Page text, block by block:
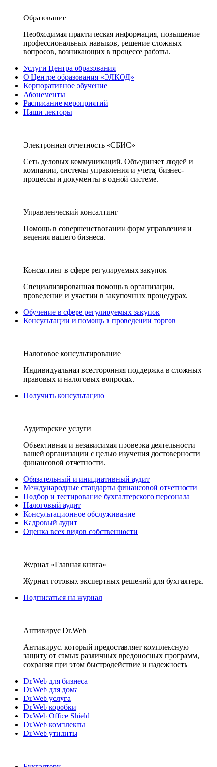
Образование
Необходимая практическая информация, повышение
профессиональных навыков, решение сложных
вопросов, возникающих в процессе работы.
Услуги Центра образования
О Центре образования «ЭЛКОД»
Корпоративное обучение
Абонементы
Расписание мероприятий
Наши лекторы
Электронная отчетность «СБИС»
Сеть деловых коммуникаций. Объединяет людей и
компании, системы управления и учета, бизнес-
процессы и документы в одной системе.
Управленческий консалтинг
Помощь в совершенствовании форм управления и
ведения вашего бизнеса.
Консалтинг в сфере регулируемых закупок
Специализированная помощь в организации,
проведении и участии в закупочных процедурах.
Обучение в сфере регулируемых закупок
Консультации и помощь в проведении торгов
Налоговое консультирование
Индивидуальная всесторонняя поддержка в сложных
правовых и налоговых вопросах.
Получить консультацию
Аудиторские услуги
Объективная и независимая проверка деятельности
вашей организации с целью изучения достоверности
финансовой отчетности.
Обязательный и инициативный аудит
Международные стандарты финансовой отчетности
Подбор и тестирование бухгалтерского персонала
Налоговый аудит
Консультационное обслуживание
Кадровый аудит
Оценка всех видов собственности
Журнал «Главная книга»
Журнал готовых экспертных решений для бухгалтера.
Подписаться на журнал
Антивирус Dr.Web
Антивирус, который предоставляет комплексную
защиту от самых различных вредоносных программ,
сохраняя при этом быстродействие и надежность
Dr.Web для бизнеса
Dr.Web для дома
Dr.Web услуга
Dr.Web коробки
Dr.Web Office Shield
Dr.Web комплекты
Dr.Web утилиты